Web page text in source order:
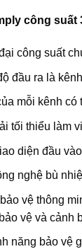
công suất
công suất
đầu ra là
mỗi kênh có
tối thiểu làm
diện đầu
nghệ bù
vệ thông
vệ và cảnh
năng bảo vệ